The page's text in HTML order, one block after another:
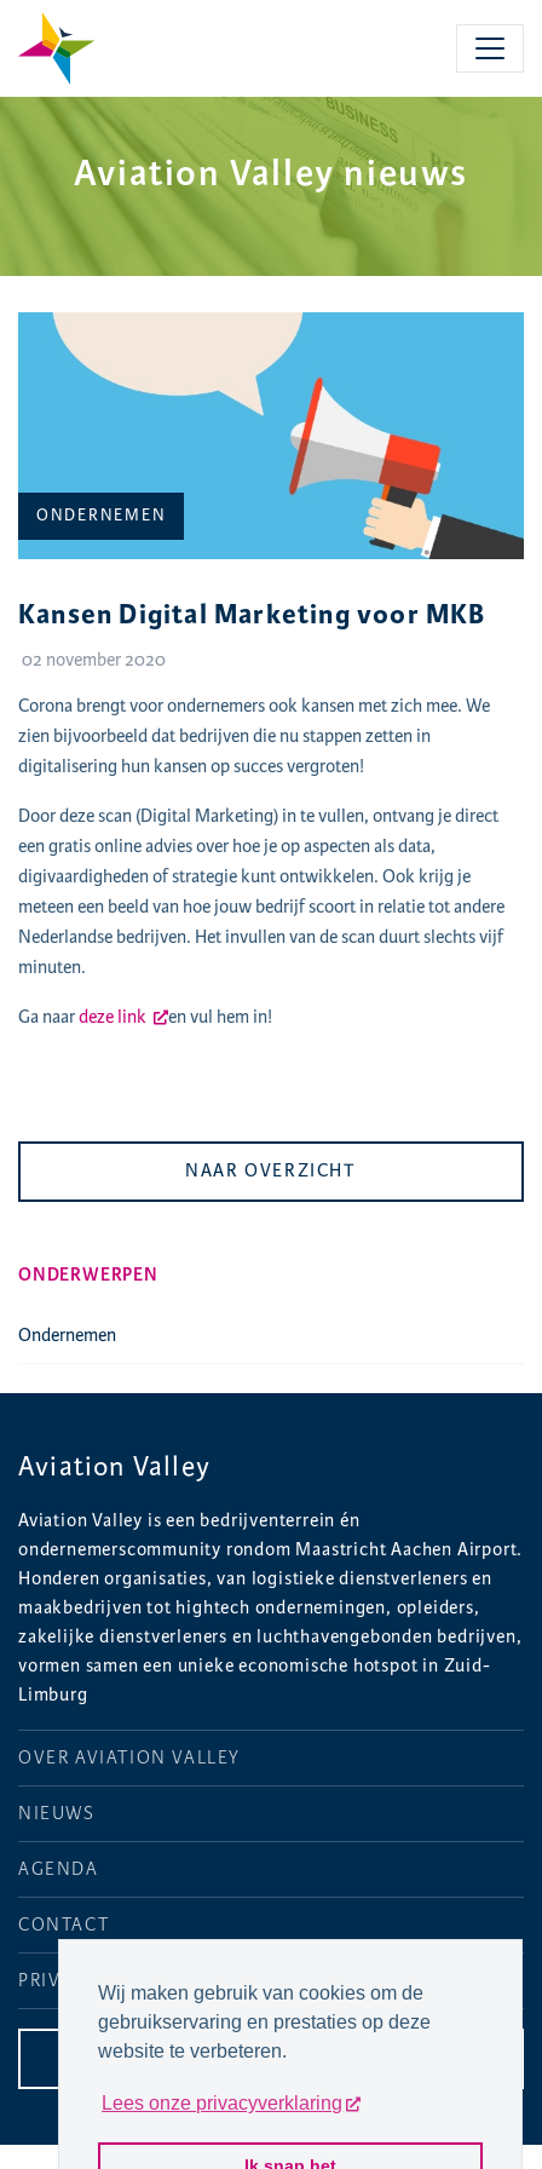
Wij maken gebruik van cookies om de
gebruikservaring en prestaties op deze
website te verbeteren.
Lees onze privacyverklaring
content
Aviation Valley nieuws
CATEGORIE:
ONDERNEMEN
Kansen Digital Marketing voor MKB
02 november 2020
Corona brengt voor ondernemers ook kansen met zich mee. We
zien bijvoorbeeld dat bedrijven die nu stappen zetten in
digitalisering hun kansen op succes vergroten!
Door deze scan (Digital Marketing) in te vullen, ontvang je direct
een gratis online advies over hoe je op aspecten als data,
digivaardigheden of strategie kunt ontwikkelen. Ook krijg je
meteen een beeld van hoe jouw bedrijf scoort in relatie tot andere
Nederlandse bedrijven. Het invullen van de scan duurt slechts vijf
minuten.
Ga naardeze link en vul hem in!
NAAR OVERZICHT
ONDERWERPEN
Ondernemen
Aviation Valley
Aviation Valley is een bedrijventerrein én
ondernemerscommunity rondom Maastricht Aachen Airport.
Honderen organisaties, van logistieke dienstverleners en
maakbedrijven tot hightech ondernemingen, opleiders,
zakelijke dienstverleners en luchthavengebonden bedrijven,
vormen samen een unieke economische hotspot in Zuid-
Limburg
OVER AVIATION VALLEY
NIEUWS
AGENDA
CONTACT
PRIVACYVERKLARING
CONTACTPAGINA